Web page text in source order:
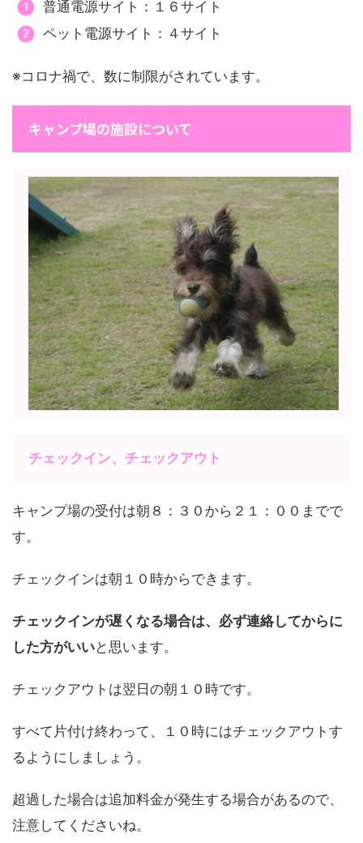
普通電源サイト：１６サイト
ペット電源サイト：４サイト
※コロナ禍で、数に制限がされています。
キャンプ場の施設について
チェックイン、チェックアウト
キャンプ場の受付は朝８：３０から２１：００までで
す。
チェックインは朝１０時からできます。
チェックインが遅くなる場合は、必ず連絡してからに
した方がいいと思います。
チェックアウトは翌日の朝１０時です。
すべて片付け終わって、１０時にはチェックアウトす
るようにしましょう。
超過した場合は追加料金が発生する場合があるので、
注意してくださいね。